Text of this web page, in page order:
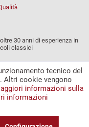
30 anni di esperienza in
classici
tecnico del
Altri cookie vengono
informazioni sulla
informazioni